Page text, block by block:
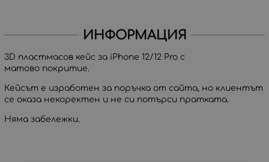
ИНФОРМАЦИЯ
3D пластмасов кейс за iPhone 12/12 Pro с
матово покритие.
Кейсът е изработен за поръчка от сайта, но клиентът
се оказа некоректен и не си потърси пратката.
Няма забележки.